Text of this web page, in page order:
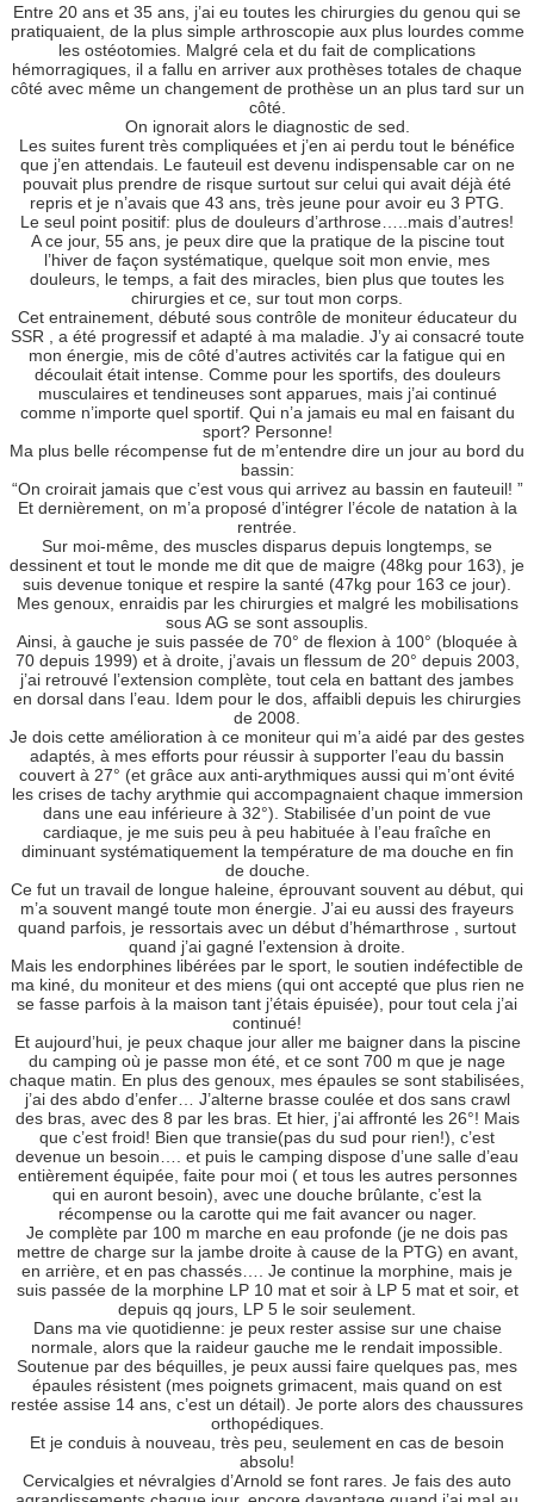
Entre 20 ans et 35 ans, j’ai eu toutes les chirurgies du genou qui se
pratiquaient, de la plus simple arthroscopie aux plus lourdes comme
les ostéotomies. Malgré cela et du fait de complications
hémorragiques, il a fallu en arriver aux prothèses totales de chaque
côté avec même un changement de prothèse un an plus tard sur un
côté.
On ignorait alors le diagnostic de sed.
Les suites furent très compliquées et j’en ai perdu tout le bénéfice
que j’en attendais. Le fauteuil est devenu indispensable car on ne
pouvait plus prendre de risque surtout sur celui qui avait déjà été
repris et je n’avais que 43 ans, très jeune pour avoir eu 3 PTG.
Le seul point positif: plus de douleurs d’arthrose…..mais d’autres!
A ce jour, 55 ans, je peux dire que la pratique de la piscine tout
l’hiver de façon systématique, quelque soit mon envie, mes
douleurs, le temps, a fait des miracles, bien plus que toutes les
chirurgies et ce, sur tout mon corps.
Cet entrainement, débuté sous contrôle de moniteur éducateur du
SSR , a été progressif et adapté à ma maladie. J’y ai consacré toute
mon énergie, mis de côté d’autres activités car la fatigue qui en
découlait était intense. Comme pour les sportifs, des douleurs
musculaires et tendineuses sont apparues, mais j’ai continué
comme n’importe quel sportif. Qui n’a jamais eu mal en faisant du
sport? Personne!
Ma plus belle récompense fut de m’entendre dire un jour au bord du
bassin:
“On croirait jamais que c’est vous qui arrivez au bassin en fauteuil! ”
Et dernièrement, on m’a proposé d’intégrer l’école de natation à la
rentrée.
Sur moi-même, des muscles disparus depuis longtemps, se
dessinent et tout le monde me dit que de maigre (48kg pour 163), je
suis devenue tonique et respire la santé (47kg pour 163 ce jour).
Mes genoux, enraidis par les chirurgies et malgré les mobilisations
sous AG se sont assouplis.
Ainsi, à gauche je suis passée de 70° de flexion à 100° (bloquée à
70 depuis 1999) et à droite, j’avais un flessum de 20° depuis 2003,
j’ai retrouvé l’extension complète, tout cela en battant des jambes
en dorsal dans l’eau. Idem pour le dos, affaibli depuis les chirurgies
de 2008.
Je dois cette amélioration à ce moniteur qui m’a aidé par des gestes
adaptés, à mes efforts pour réussir à supporter l’eau du bassin
couvert à 27° (et grâce aux anti-arythmiques aussi qui m’ont évité
les crises de tachy arythmie qui accompagnaient chaque immersion
dans une eau inférieure à 32°). Stabilisée d’un point de vue
cardiaque, je me suis peu à peu habituée à l’eau fraîche en
diminuant systématiquement la température de ma douche en fin
de douche.
Ce fut un travail de longue haleine, éprouvant souvent au début, qui
m’a souvent mangé toute mon énergie. J’ai eu aussi des frayeurs
quand parfois, je ressortais avec un début d’hémarthrose , surtout
quand j’ai gagné l’extension à droite.
Mais les endorphines libérées par le sport, le soutien indéfectible de
ma kiné, du moniteur et des miens (qui ont accepté que plus rien ne
se fasse parfois à la maison tant j’étais épuisée), pour tout cela j’ai
continué!
Et aujourd’hui, je peux chaque jour aller me baigner dans la piscine
du camping où je passe mon été, et ce sont 700 m que je nage
chaque matin. En plus des genoux, mes épaules se sont stabilisées,
j’ai des abdo d’enfer… J’alterne brasse coulée et dos sans crawl
des bras, avec des 8 par les bras. Et hier, j’ai affronté les 26°! Mais
que c’est froid! Bien que transie(pas du sud pour rien!), c’est
devenue un besoin…. et puis le camping dispose d’une salle d’eau
entièrement équipée, faite pour moi ( et tous les autres personnes
qui en auront besoin), avec une douche brûlante, c’est la
récompense ou la carotte qui me fait avancer ou nager.
Je complète par 100 m marche en eau profonde (je ne dois pas
mettre de charge sur la jambe droite à cause de la PTG) en avant,
en arrière, et en pas chassés…. Je continue la morphine, mais je
suis passée de la morphine LP 10 mat et soir à LP 5 mat et soir, et
depuis qq jours, LP 5 le soir seulement.
Dans ma vie quotidienne: je peux rester assise sur une chaise
normale, alors que la raideur gauche me le rendait impossible.
Soutenue par des béquilles, je peux aussi faire quelques pas, mes
épaules résistent (mes poignets grimacent, mais quand on est
restée assise 14 ans, c’est un détail). Je porte alors des chaussures
orthopédiques.
Et je conduis à nouveau, très peu, seulement en cas de besoin
absolu!
Cervicalgies et névralgies d’Arnold se font rares. Je fais des auto